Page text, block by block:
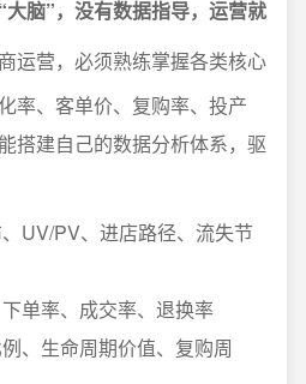
脑”，没有数据指导，运营就
运营，必须熟练掌握各类核心
率、客单价、复购率、投产
搭建自己的数据分析体系，驱
UV/PV、进店路径、流失节
单率、成交率、退换率
、生命周期价值、复购周